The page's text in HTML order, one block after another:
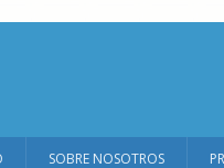
SOBRE NOSOTROS